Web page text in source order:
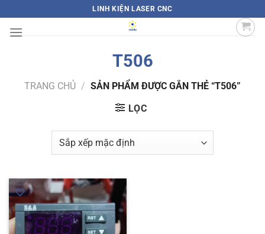
qua
nội
LINH KIỆN LASER CNC
T506
TRANG CHỦ / SẢN PHẨM ĐƯỢC GẮN THẺ “T506”
LỌC